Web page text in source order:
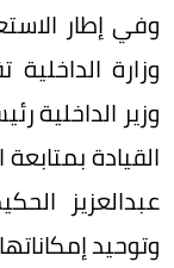
وفي إطار
وزارة
وزير الداخلية
القيادة
عبدالعزيز
وتوحيد